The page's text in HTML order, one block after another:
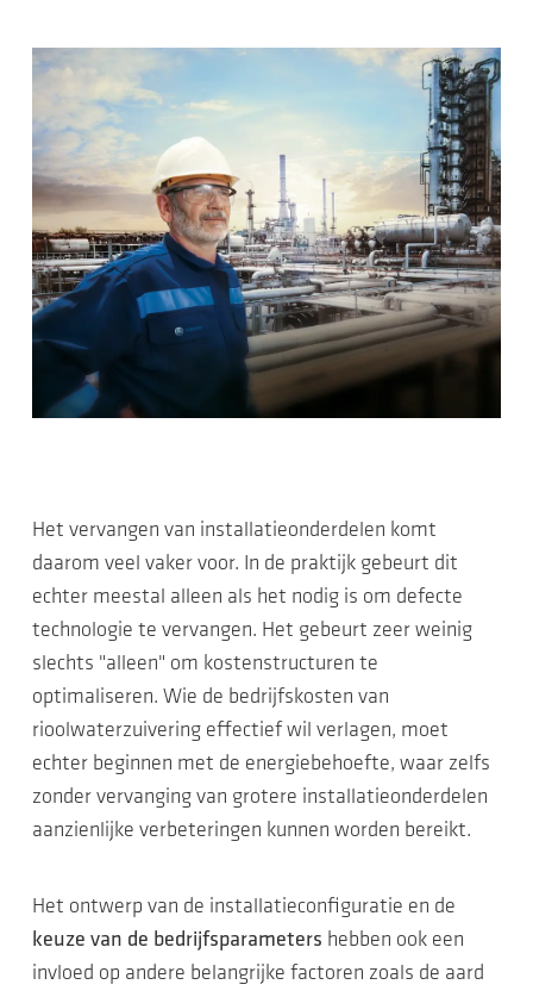
Het vervangen van installatieonderdelen komt
daarom veel vaker voor. In de praktijk gebeurt dit
echter meestal alleen als het nodig is om defecte
technologie te vervangen. Het gebeurt zeer weinig
slechts "alleen" om kostenstructuren te
optimaliseren. Wie de bedrijfskosten van
rioolwaterzuivering effectief wil verlagen, moet
echter beginnen met de energiebehoefte, waar zelfs
zonder vervanging van grotere installatieonderdelen
aanzienlijke verbeteringen kunnen worden bereikt.
Het ontwerp van de installatieconfiguratie en de
keuze van de bedrijfsparameters hebben ook een
invloed op andere belangrijke factoren zoals de aard